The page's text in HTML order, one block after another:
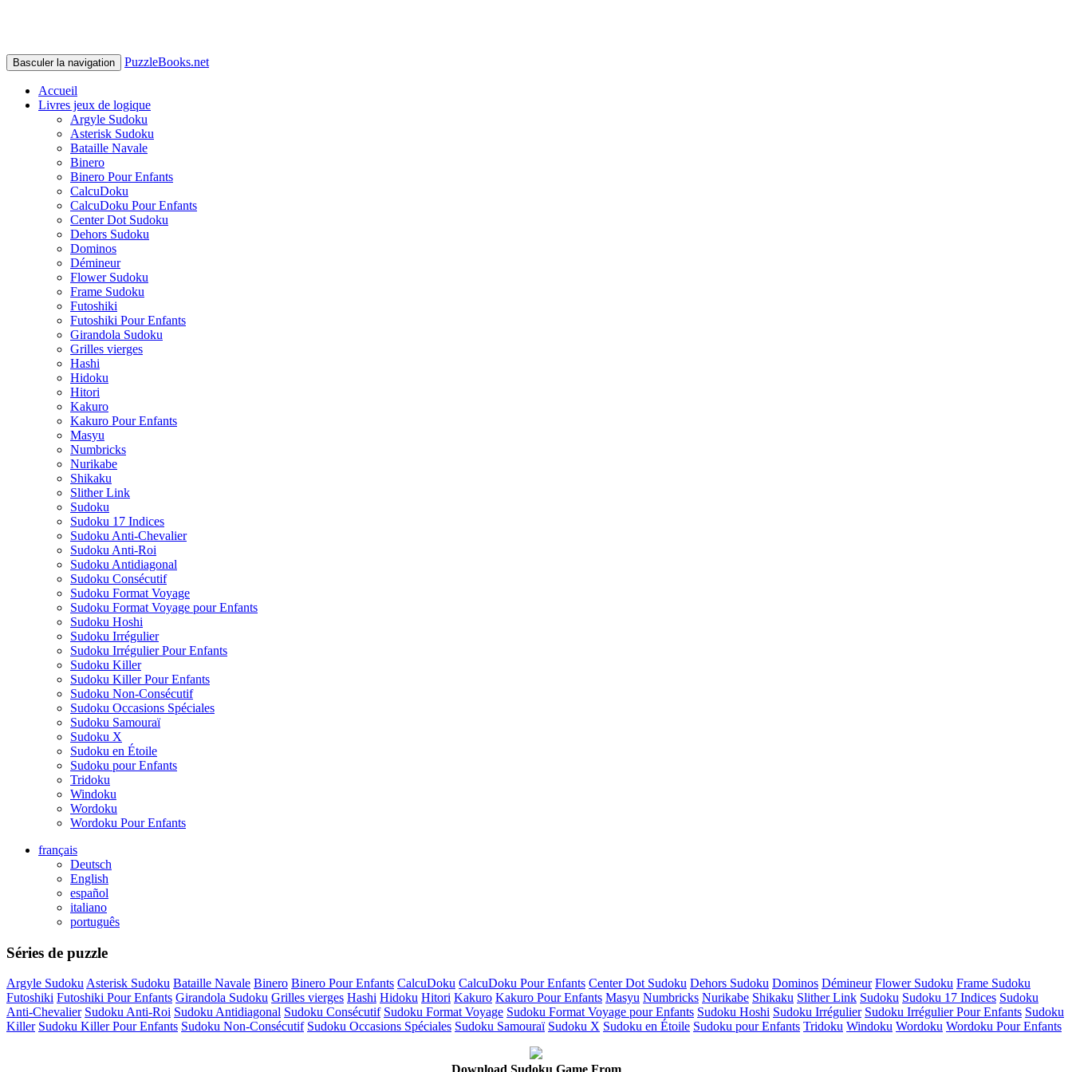
Basculer la navigation PuzzleBooks.net
Accueil
Livres jeux de logique
Argyle Sudoku
Asterisk Sudoku
Bataille Navale
Binero
Binero Pour Enfants
CalcuDoku
CalcuDoku Pour Enfants
Center Dot Sudoku
Dehors Sudoku
Dominos
Démineur
Flower Sudoku
Frame Sudoku
Futoshiki
Futoshiki Pour Enfants
Girandola Sudoku
Grilles vierges
Hashi
Hidoku
Hitori
Kakuro
Kakuro Pour Enfants
Masyu
Numbricks
Nurikabe
Shikaku
Slither Link
Sudoku
Sudoku 17 Indices
Sudoku Anti-Chevalier
Sudoku Anti-Roi
Sudoku Antidiagonal
Sudoku Consécutif
Sudoku Format Voyage
Sudoku Format Voyage pour Enfants
Sudoku Hoshi
Sudoku Irrégulier
Sudoku Irrégulier Pour Enfants
Sudoku Killer
Sudoku Killer Pour Enfants
Sudoku Non-Consécutif
Sudoku Occasions Spéciales
Sudoku Samouraï
Sudoku X
Sudoku en Étoile
Sudoku pour Enfants
Tridoku
Windoku
Wordoku
Wordoku Pour Enfants
français
Deutsch
English
español
italiano
português
Séries de puzzle
Argyle SudokuAsterisk Sudoku Bataille Navale Binero Binero Pour Enfants CalcuDoku CalcuDoku Pour Enfants Center Dot Sudoku Dehors Sudoku Dominos Démineur Flower Sudoku Frame Sudoku
Futoshiki Futoshiki Pour Enfants Girandola Sudoku Grilles vierges Hashi Hidoku Hitori Kakuro Kakuro Pour Enfants Masyu Numbricks Nurikabe Shikaku Slither Link Sudoku Sudoku 17 Indices Sudoku
Anti-Chevalier Sudoku Anti-Roi Sudoku Antidiagonal Sudoku Consécutif Sudoku Format Voyage Sudoku Format Voyage pour Enfants Sudoku Hoshi Sudoku Irrégulier Sudoku Irrégulier Pour Enfants Sudoku
Killer Sudoku Killer Pour Enfants Sudoku Non-Consécutif Sudoku Occasions Spéciales Sudoku Samouraï Sudoku X Sudoku en Étoile Sudoku pour Enfants Tridoku Windoku Wordoku Wordoku Pour Enfants